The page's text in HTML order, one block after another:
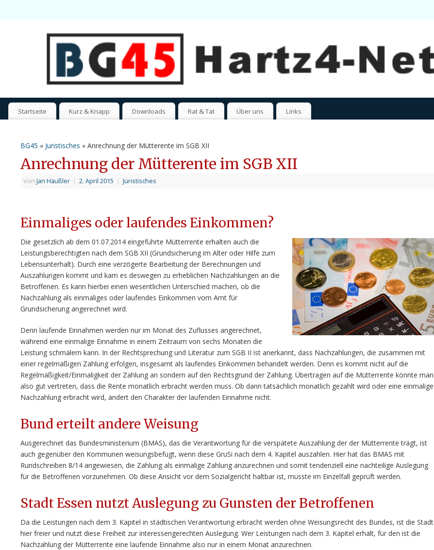
Startseite Kurz & Knapp Downloads Rat & Tat Über uns Links
BG45 » Juristisches » Anrechnung der Mütterente im SGB XII
Anrechnung der Mütterente im SGB XII
Von Jan Häußler | 2. April 2015 | Juristisches
Einmaliges oder laufendes Einkommen?
Die gesetzlich ab dem 01.07.2014 eingeführte Mütterrente erhalten auch die
Leistungsberechtigten nach dem SGB XII (Grundsicherung im Alter oder Hilfe zum
Lebensunterhalt). Durch eine verzögerte Bearbeitung der Berechnungen und
Auszahlungen kommt und kam es deswegen zu erheblichen Nachzahlungen an die
Betroffenen. Es kann hierbei einen wesentlichen Unterschied machen, ob die
Nachzahlung als einmaliges oder laufendes Einkommen vom Amt für
Grundsicherung angerechnet wird.
Denn laufende Einnahmen werden nur im Monat des Zuflusses angerechnet,
während eine einmalige Einnahme in einem Zeitraum von sechs Monaten die
Leistung schmälern kann. In der Rechtsprechung und Literatur zum SGB II ist anerkannt, dass Nachzahlungen, die zusammen mit
einer regelmäßigen Zahlung erfolgen, insgesamt als laufendes Einkommen behandelt werden. Denn es kommt nicht auf die
Regelmäßigkeit/Einmaligkeit der Zahlung an sondern auf den Rechtsgrund der Zahlung. Übertragen auf die Mütterrente könnte man
also gut vertreten, dass die Rente monatlich erbracht werden muss. Ob dann tatsächlich monatlich gezahlt wird oder eine einmalige
Nachzahlung erbracht wird, ändert den Charakter der laufenden Einnahme nicht.
Bund erteilt andere Weisung
Ausgerechnet das Bundesministerium (BMAS), das die Verantwortung für die verspätete Auszahlung der der Mütterrente trägt, ist
auch gegenüber den Kommunen weisungsbefugt, wenn diese GruSi nach dem 4. Kapitel auszahlen. Hier hat das BMAS mit
Rundschreiben 8/14 angewiesen, die Zahlung als einmalige Zahlung anzurechnen und somit tendenziell eine nachteilige Auslegung
für die Betroffenen vorzunehmen. Ob diese Ansicht vor dem Sozialgericht haltbar ist, müsste im Einzelfall geprüft werden.
Stadt Essen nutzt Auslegung zu Gunsten der Betroffenen
Da die Leistungen nach dem 3. Kapitel in städtischen Verantwortung erbracht werden ohne Weisungsrecht des Bundes, ist die Stadt
hier freier und nutzt diese Freiheit zur interessengerechten Auslegung. Wer Leistungen nach dem 3. Kapitel erhält, für den ist die
Nachzahlung der Mütterrente eine laufende Einnahme also nur in einem Monat anzurechnen.